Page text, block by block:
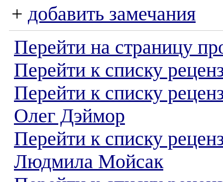
+ добавить замечания
Перейти на страницу
Перейти к списку
Перейти к списку
Олег Дэймор
Перейти к списку
Людмила Мойсак